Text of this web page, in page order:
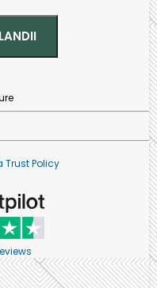
Trust Policy